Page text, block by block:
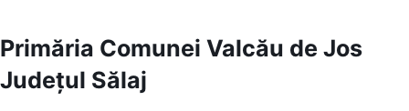
Primăria Comunei Valcău de Jos
Județul Sălaj